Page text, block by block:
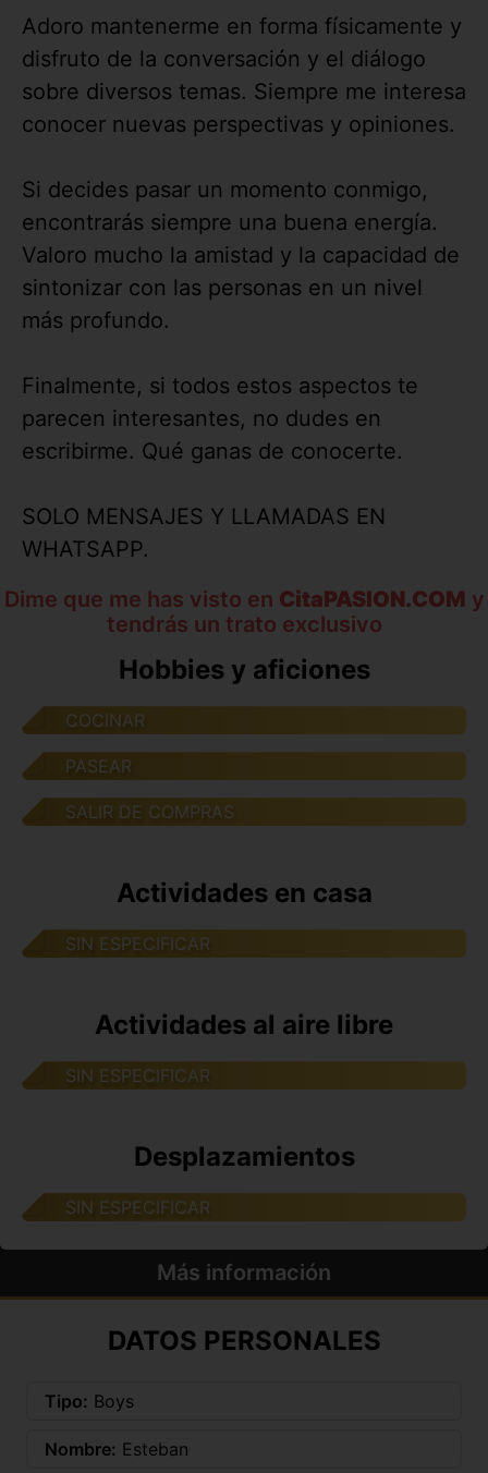
Adoro mantenerme en forma físicamente y
disfruto de la conversación y el diálogo
sobre diversos temas. Siempre me interesa
conocer nuevas perspectivas y opiniones.
Si decides pasar un momento conmigo,
encontrarás siempre una buena energía.
Valoro mucho la amistad y la capacidad de
sintonizar con las personas en un nivel
más profundo.
Finalmente, si todos estos aspectos te
parecen interesantes, no dudes en
escribirme. Qué ganas de conocerte.
SOLO MENSAJES Y LLAMADAS EN
WHATSAPP.
Dime que me has visto en CitaPASION.COM y
tendrás un trato exclusivo
Hobbies y aficiones
COCINAR
PASEAR
SALIR DE COMPRAS
Actividades en casa
SIN ESPECIFICAR
Actividades al aire libre
SIN ESPECIFICAR
Desplazamientos
SIN ESPECIFICAR
Más información
DATOS PERSONALES
Tipo: Boys
Nombre: Esteban